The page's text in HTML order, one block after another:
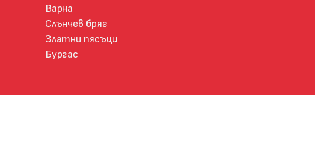
Варна
Слънчев бряг
Златни пясъци
Бургас